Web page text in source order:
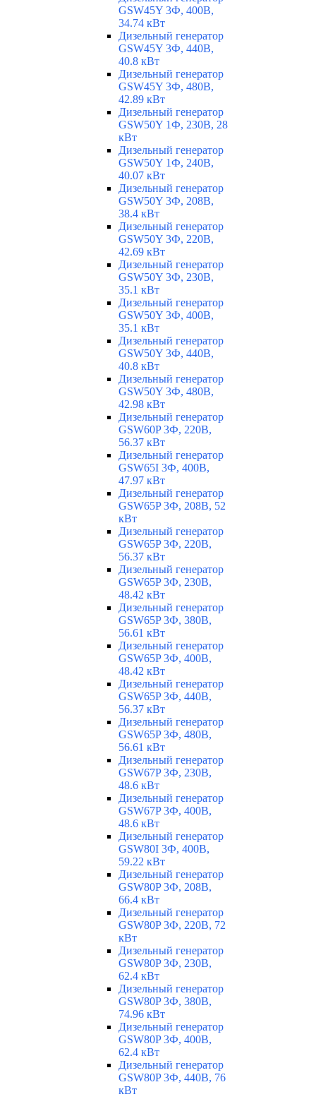
GSW45Y 3Ф, 400В,
34.74 кВт
Дизельный генератор
GSW45Y 3Ф, 440В,
40.8 кВт
Дизельный генератор
GSW45Y 3Ф, 480В,
42.89 кВт
Дизельный генератор
GSW50Y 1Ф, 230В, 28
кВт
Дизельный генератор
GSW50Y 1Ф, 240В,
40.07 кВт
Дизельный генератор
GSW50Y 3Ф, 208В,
38.4 кВт
Дизельный генератор
GSW50Y 3Ф, 220В,
42.69 кВт
Дизельный генератор
GSW50Y 3Ф, 230В,
35.1 кВт
Дизельный генератор
GSW50Y 3Ф, 400В,
35.1 кВт
Дизельный генератор
GSW50Y 3Ф, 440В,
40.8 кВт
Дизельный генератор
GSW50Y 3Ф, 480В,
42.98 кВт
Дизельный генератор
GSW60P 3Ф, 220В,
56.37 кВт
Дизельный генератор
GSW65I 3Ф, 400В,
47.97 кВт
Дизельный генератор
GSW65P 3Ф, 208В, 52
кВт
Дизельный генератор
GSW65P 3Ф, 220В,
56.37 кВт
Дизельный генератор
GSW65P 3Ф, 230В,
48.42 кВт
Дизельный генератор
GSW65P 3Ф, 380В,
56.61 кВт
Дизельный генератор
GSW65P 3Ф, 400В,
48.42 кВт
Дизельный генератор
GSW65P 3Ф, 440В,
56.37 кВт
Дизельный генератор
GSW65P 3Ф, 480В,
56.61 кВт
Дизельный генератор
GSW67P 3Ф, 230В,
48.6 кВт
Дизельный генератор
GSW67P 3Ф, 400В,
48.6 кВт
Дизельный генератор
GSW80I 3Ф, 400В,
59.22 кВт
Дизельный генератор
GSW80P 3Ф, 208В,
66.4 кВт
Дизельный генератор
GSW80P 3Ф, 220В, 72
кВт
Дизельный генератор
GSW80P 3Ф, 230В,
62.4 кВт
Дизельный генератор
GSW80P 3Ф, 380В,
74.96 кВт
Дизельный генератор
GSW80P 3Ф, 400В,
62.4 кВт
Дизельный генератор
GSW80P 3Ф, 440В, 76
кВт